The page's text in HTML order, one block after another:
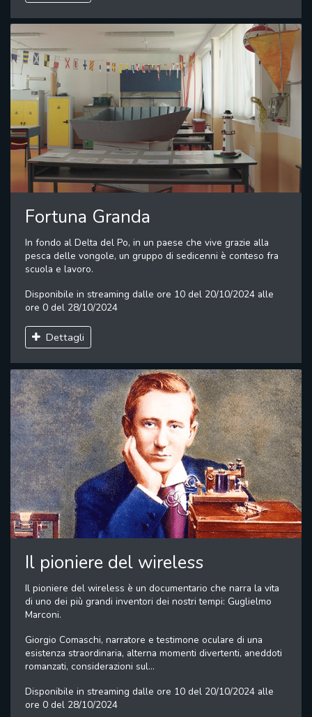
Fortuna Granda
In fondo al Delta del Po, in un paese che vive grazie alla
pesca delle vongole, un gruppo di sedicenni è conteso fra
scuola e lavoro.
Disponibile in streaming dalle ore 10 del 20/10/2024 alle
ore 0 del 28/10/2024
Dettagli
Il pioniere del wireless
Il pioniere del wireless è un documentario che narra la vita
di uno dei più grandi inventori dei nostri tempi: Guglielmo
Marconi.
Giorgio Comaschi, narratore e testimone oculare di una
esistenza straordinaria, alterna momenti divertenti, aneddoti
romanzati, considerazioni sul...
Disponibile in streaming dalle ore 10 del 20/10/2024 alle
ore 0 del 28/10/2024